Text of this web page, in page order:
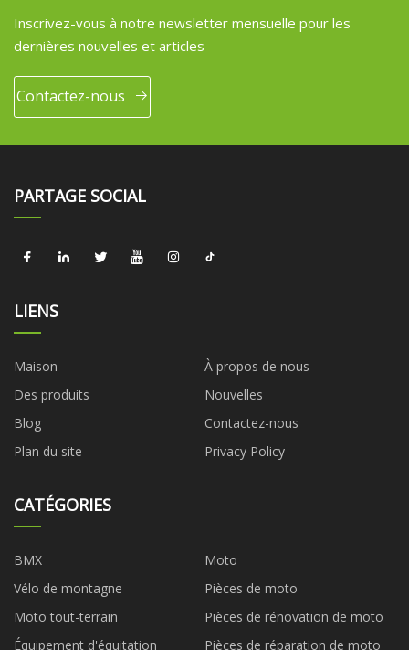
Inscrivez-vous à notre newsletter mensuelle pour les
dernières nouvelles et articles
Contactez-nous
PARTAGE SOCIAL
LIENS
Maison
À propos de nous
Des produits
Nouvelles
Blog
Contactez-nous
Plan du site
Privacy Policy
CATÉGORIES
BMX
Moto
Vélo de montagne
Pièces de moto
Moto tout-terrain
Pièces de rénovation de moto
Équipement d'équitation
Pièces de réparation de moto